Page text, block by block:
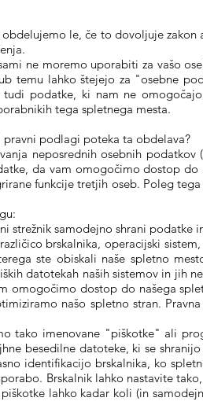
le, če to dovoljuje zakon
ne moremo uporabiti za vašo
temu lahko štejejo za "osebne
podatke, ki nam ne
tega spletnega mesta.
pravni podlagi poteka ta obdelava?
neposrednih osebnih
da vam omogočimo dostop do
funkcije tretjih oseb. Poleg
strežnik samodejno shrani podatke
brskalnika, operacijski
ste obiskali naše spletno
datotekah naših sistemov in jih
omogočimo dostop do našega
našo spletno stran.
tako imenovane "piškotke" ali
besedilne datoteke, ki se
identifikacijo brskalnika, ko
Brskalnik lahko nastavite
lahko kadar koli (in